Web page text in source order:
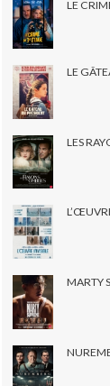
LE
LE
LES
MARTY